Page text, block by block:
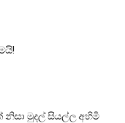
මුදල් සියල්ල අහිමි